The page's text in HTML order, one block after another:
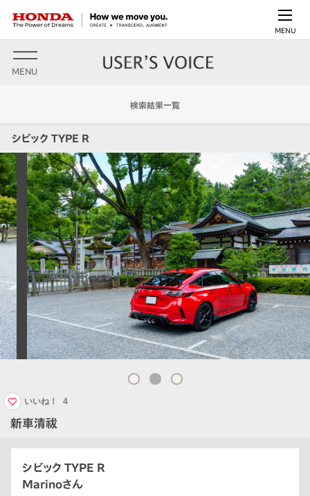
MENU
MENU
検索結果一覧
シビック TYPE R
新車清祓
いいね！ 4
シビック TYPE R
Marinoさん